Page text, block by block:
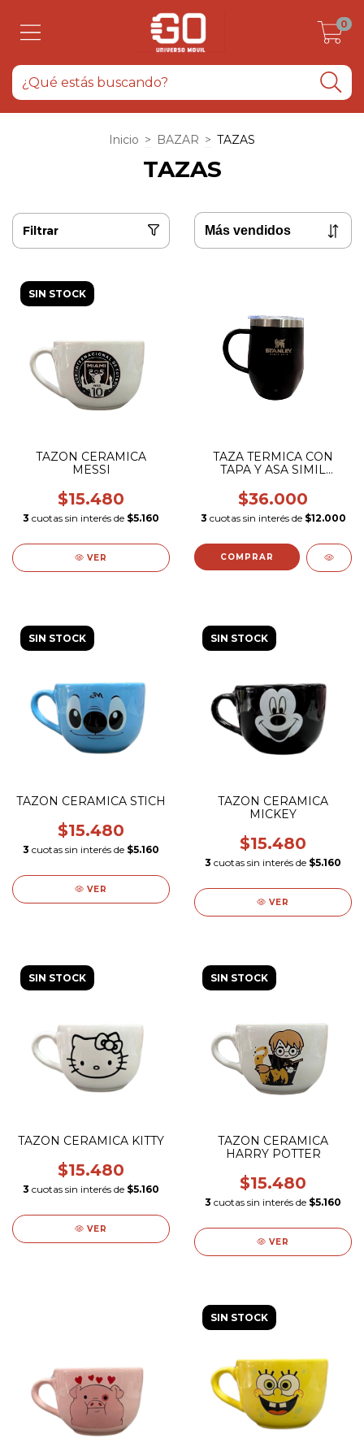
0
Inicio > BAZAR > TAZAS
TAZAS
Filtrar
SIN STOCK
TAZON CERAMICA
MESSI
$15.480
3 cuotas sin interés de $5.160
VER
TAZA TERMICA CON
TAPA Y ASA SIMIL
$36.000
3 cuotas sin interés de $12.000
SIN STOCK
TAZON CERAMICA STICH
$15.480
3 cuotas sin interés de $5.160
VER
SIN STOCK
TAZON CERAMICA
MICKEY
$15.480
3 cuotas sin interés de $5.160
VER
SIN STOCK
TAZON CERAMICA KITTY
$15.480
3 cuotas sin interés de $5.160
VER
SIN STOCK
TAZON CERAMICA
HARRY POTTER
$15.480
3 cuotas sin interés de $5.160
VER
SIN STOCK